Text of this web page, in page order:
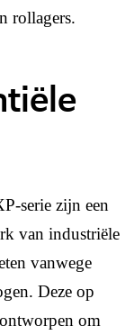
rollagers.
serie zijn een
van industriële
vanwege
Deze op
om